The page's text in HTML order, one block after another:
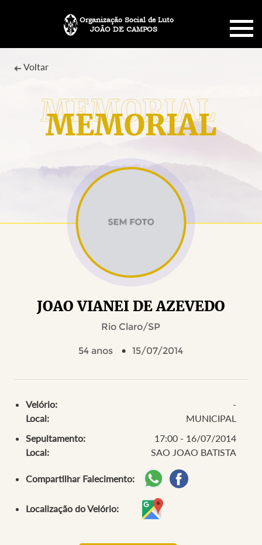
JOÃO DE CAMPOS
Organização Social de Luto
SOBRE NÓS
PLANO FUNERÁRIO
MENSAGENS
MEMORIAL
Voltar
JOAO VIANEI DE AZEVEDO
Rio Claro/SP
54 anos 15/07/2014
Velório:
-
Local:
MUNICIPAL
Sepultamento:
17:00 - 16/07/2014
Local:
SAO JOAO BATISTA
Compartilhar Falecimento:
Localização do Velório: